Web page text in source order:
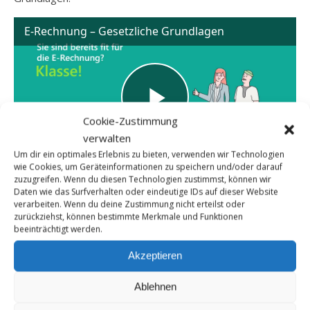
Cookie-Zustimmung
verwalten
Um dir ein optimales Erlebnis zu bieten, verwenden wir Technologien
wie Cookies, um Geräteinformationen zu speichern und/oder darauf
zuzugreifen. Wenn du diesen Technologien zustimmst, können wir
Daten wie das Surfverhalten oder eindeutige IDs auf dieser Website
verarbeiten. Wenn du deine Zustimmung nicht erteilst oder
zurückziehst, können bestimmte Merkmale und Funktionen
beeinträchtigt werden.
Akzeptieren
Ablehnen
E-Rechnung – Gesetzliche Grundlagen
Bereitgestellt vonDATEV eG
© DATEV eG, alle Rechte vorbehalten
Nun ein Video zu den Vorteilen.
E-Rechnung – Das sind Ihre Vorteile